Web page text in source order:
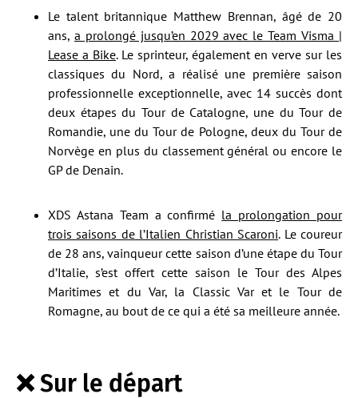
Le talent britannique Matthew Brennan, âgé de 20
ans, a prolongé jusqu’en 2029 avec le Team Visma |
Lease a Bike. Le sprinteur, également en verve sur les
classiques du Nord, a réalisé une première saison
professionnelle exceptionnelle, avec 14 succès dont
deux étapes du Tour de Catalogne, une du Tour de
Romandie, une du Tour de Pologne, deux du Tour de
Norvège en plus du classement général ou encore le
GP de Denain.
XDS Astana Team a confirmé la prolongation pour
trois saisons de l’Italien Christian Scaroni. Le coureur
de 28 ans, vainqueur cette saison d’une étape du Tour
d’Italie, s’est offert cette saison le Tour des Alpes
Maritimes et du Var, la Classic Var et le Tour de
Romagne, au bout de ce qui a été sa meilleure année.
❌ Sur le départ